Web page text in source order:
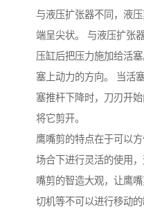
与液压扩张器不同，液
端呈尖状。 与液压扩张
压缸后把压力施加给活
塞上动力的方向。 当活
塞推杆下降时，刀刃开
将它剪开。
鹰嘴剪的特点在于可以
场合下进行灵活的使用
嘴剪的智造大观，让鹰
切机等不可以进行移动